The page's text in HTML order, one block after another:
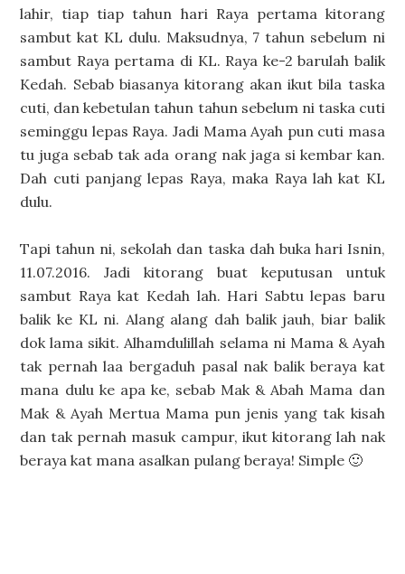
lahir, tiap tiap tahun hari Raya pertama kitorang
sambut kat KL dulu. Maksudnya, 7 tahun sebelum ni
sambut Raya pertama di KL. Raya ke-2 barulah balik
Kedah. Sebab biasanya kitorang akan ikut bila taska
cuti, dan kebetulan tahun tahun sebelum ni taska cuti
seminggu lepas Raya. Jadi Mama Ayah pun cuti masa
tu juga sebab tak ada orang nak jaga si kembar kan.
Dah cuti panjang lepas Raya, maka Raya lah kat KL
dulu.
Tapi tahun ni, sekolah dan taska dah buka hari Isnin,
11.07.2016. Jadi kitorang buat keputusan untuk
sambut Raya kat Kedah lah. Hari Sabtu lepas baru
balik ke KL ni. Alang alang dah balik jauh, biar balik
dok lama sikit. Alhamdulillah selama ni Mama & Ayah
tak pernah laa bergaduh pasal nak balik beraya kat
mana dulu ke apa ke, sebab Mak & Abah Mama dan
Mak & Ayah Mertua Mama pun jenis yang tak kisah
dan tak pernah masuk campur, ikut kitorang lah nak
beraya kat mana asalkan pulang beraya! Simple 🙂